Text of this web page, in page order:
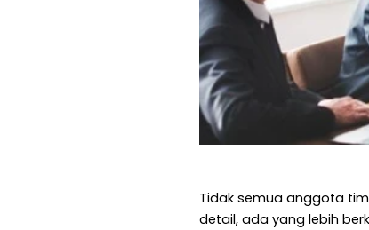
Tidak semua anggota
detail, ada yang lebih